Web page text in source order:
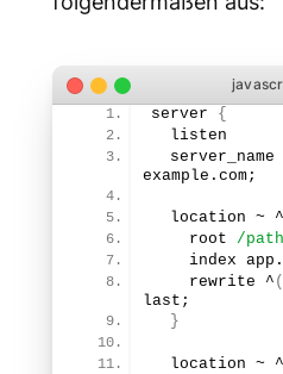
server {
listen
  server_name
example. com;
location ~
    root
/
    index app.
    rewrite ^
(
last;
}
  location ~ ^